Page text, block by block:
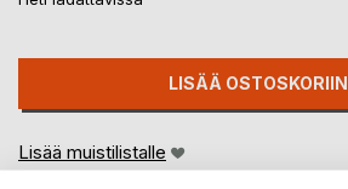
LISÄÄ OSTOSKORIIN
Lisää muistilistalle